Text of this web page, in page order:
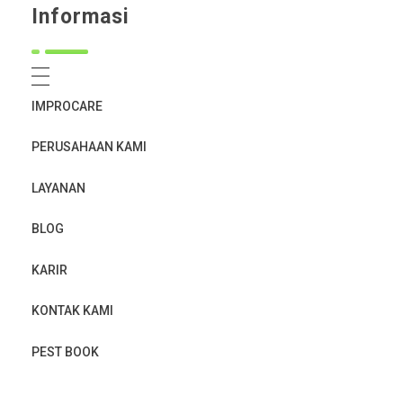
Informasi
IMPROCARE
PERUSAHAAN KAMI
LAYANAN
BLOG
KARIR
KONTAK KAMI
PEST BOOK